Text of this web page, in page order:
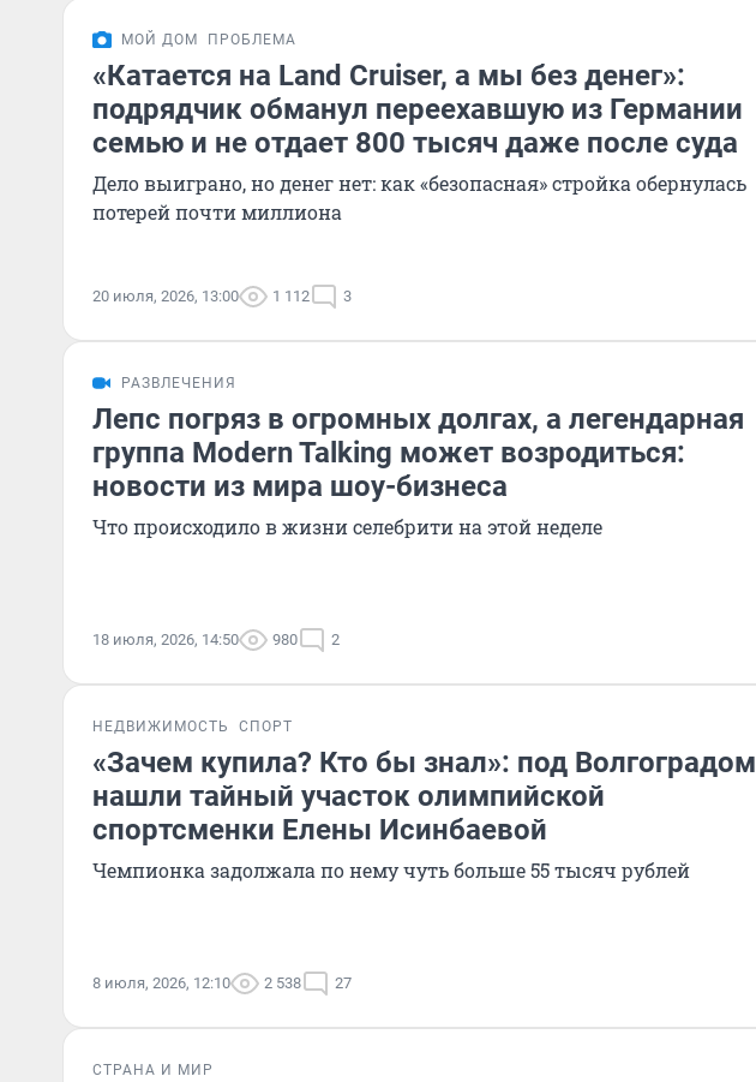
МОЙ ДОМ ПРОБЛЕМА
«Катается на Land Cruiser, а мы без денег»:
подрядчик обманул переехавшую из Германии
семью и не отдает 800 тысяч даже после суда
Дело выиграно, но денег нет: как «безопасная» стройка обернулась
потерей почти миллиона
20 июля, 2026, 13:00 1 112 3
РАЗВЛЕЧЕНИЯ
Лепс погряз в огромных долгах, а легендарная
группа Modern Talking может возродиться:
новости из мира шоу-бизнеса
Что происходило в жизни селебрити на этой неделе
18 июля, 2026, 14:50 980 2
НЕДВИЖИМОСТЬ СПОРТ
«Зачем купила? Кто бы знал»: под Волгоградом
нашли тайный участок олимпийской
спортсменки Елены Исинбаевой
Чемпионка задолжала по нему чуть больше 55 тысяч рублей
8 июля, 2026, 12:10 2 538 27
СТРАНА И МИР